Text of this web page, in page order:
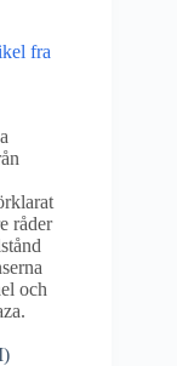
fra
råder
och